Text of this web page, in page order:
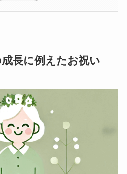
ト
花）
ッセージ
ッセージ
長に例えたお祝い